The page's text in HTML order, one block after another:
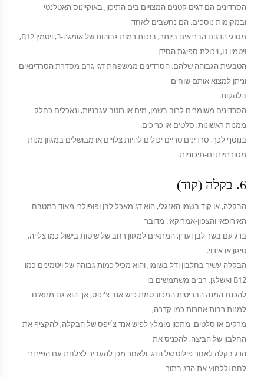
הסרדינים הם דגים קטנים המצויים בים התיכון, באוקיינוס האטלנטי
ובמקומות נוספים. הם נחשבים לאחד
מסוגי הדגים הבריאים ביותר, בזכות רמות גבוהות של אומגה-3, ויטמין B12,
ויטמין D, ויכולת ספיגת הסידן
הטבעית הגבוהה שלהם. הסרדינים ממשפחת דגי גרם מסדרת הסרדינאים
וניתן למצוא אותם שוחים
בלהקות.
הסרדינים משומרים לרוב בשמן, מים או רוטב עגבניות, ונאכלים כחלק
ממנות ראשונות, סלטים או כריכים.
בנוסף לכך, סרדינים טריים יכולים להיות צלויים או מבושלים במגוון מנות
מסורתיות ים-תיכוניות.
6. בקלה (קוד)
הבקלה, או קוד בשמו האנגלי, הוא דג מאכל לבן ופופולרי מאוד במטבח
האירופאי והצפון-אמריקאי. מדובר
בדג עם בשר לבן ועדין, המתאים למגוון רחב של שיטות בישול כמו צלייה,
טיגון או אידוי.
הבקלה עשיר בחלבון ודל בשומן, והוא מכיל כמות גבוהה של ויטמינים כמו
B12 ואשלגן. רבים משתמשים בו
להכנת המנה הבריטית המפורסמת פיש אנד צ'יפס, אך הוא גם מתאים
למנות רבות אחרות כמו קדרה,
מרקים או סלטים. מתכון מומלץ לפיש אנד צ׳יפס של הבקלה, להקציף את
החלבון של הביצה, להכניס את
הדג בקלה לאחר פילוט של הדג. ולאחר מכן להעביר לצלחת עם הפירורי
לחם וללחוץ את הדג בתוך